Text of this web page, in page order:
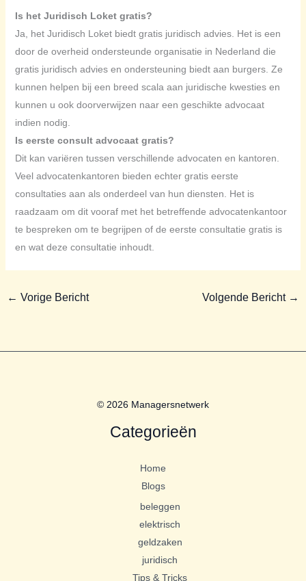
Is het Juridisch Loket gratis?
Ja, het Juridisch Loket biedt gratis juridisch advies. Het is een
door de overheid ondersteunde organisatie in Nederland die
gratis juridisch advies en ondersteuning biedt aan burgers. Ze
kunnen helpen bij een breed scala aan juridische kwesties en
kunnen u ook doorverwijzen naar een geschikte advocaat
indien nodig.
Is eerste consult advocaat gratis?
Dit kan variëren tussen verschillende advocaten en kantoren.
Veel advocatenkantoren bieden echter gratis eerste
consultaties aan als onderdeel van hun diensten. Het is
raadzaam om dit vooraf met het betreffende advocatenkantoor
te bespreken om te begrijpen of de eerste consultatie gratis is
en wat deze consultatie inhoudt.
← Vorige Bericht Volgende Bericht →
© 2026 Managersnetwerk
Categorieën
Home
Blogs
beleggen
elektrisch
geldzaken
juridisch
Tips & Tricks